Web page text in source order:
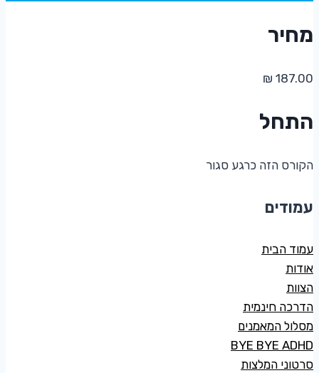
מחיר
התחל
הקורס הזה כרגע סגור
עמודים
עמוד הבית
אודות
הצוות
הדרכה חינמית
מסלול המאמנים
BYE BYE ADHD
סרטוני המלצות